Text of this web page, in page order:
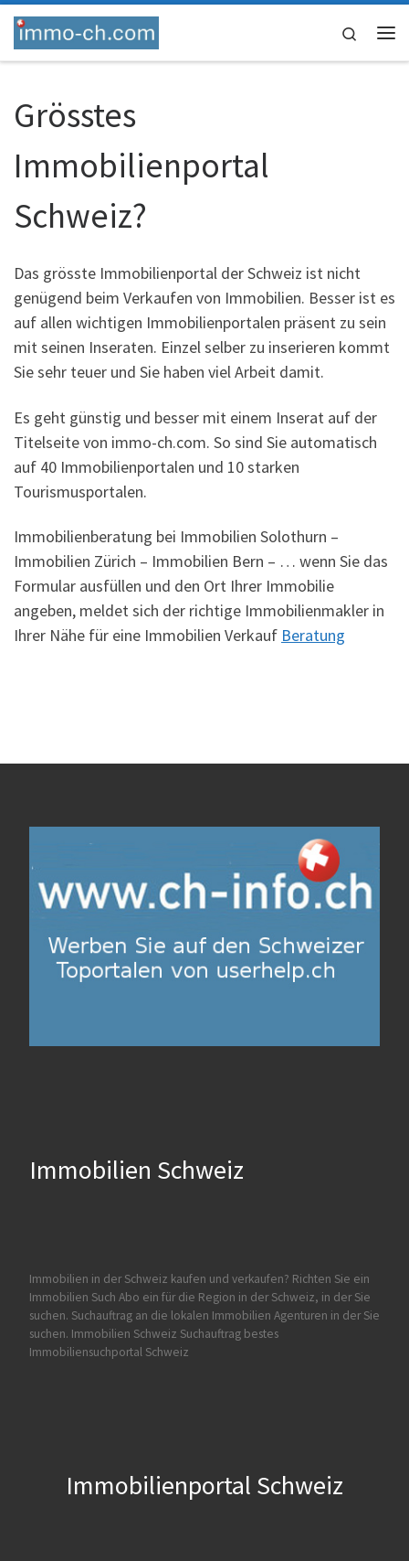
Skip to content
Search
Grösstes
Immobilienportal
Schweiz?
Das grösste Immobilienportal der Schweiz ist nicht
genügend beim Verkaufen von Immobilien. Besser ist es
auf allen wichtigen Immobilienportalen präsent zu sein
mit seinen Inseraten. Einzel selber zu inserieren kommt
Sie sehr teuer und Sie haben viel Arbeit damit.
Es geht günstig und besser mit einem Inserat auf der
Titelseite von immo-ch.com. So sind Sie automatisch
auf 40 Immobilienportalen und 10 starken
Tourismusportalen.
Immobilienberatung bei Immobilien Solothurn –
Immobilien Zürich – Immobilien Bern – … wenn Sie das
Formular ausfüllen und den Ort Ihrer Immobilie
angeben, meldet sich der richtige Immobilienmakler in
Ihrer Nähe für eine Immobilien Verkauf Beratung
Immobilien Schweiz
Immobilien in der Schweiz kaufen und verkaufen? Richten Sie ein
Immobilien Such Abo ein für die Region in der Schweiz, in der Sie
suchen. Suchauftrag an die lokalen Immobilien Agenturen in der Sie
suchen. Immobilien Schweiz Suchauftrag bestes
Immobiliensuchportal Schweiz
Immobilienportal Schweiz